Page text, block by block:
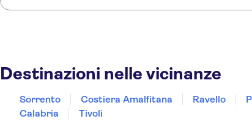
Destinazioni nelle vicinanze
Sorrento Costiera Amalfitana Ravello
Calabria
Tivoli